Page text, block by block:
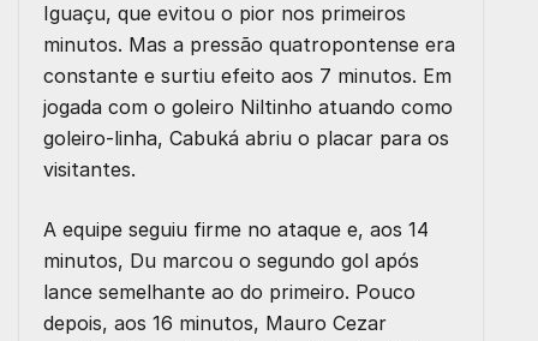
Iguaçu, que evitou o pior nos primeiros
minutos. Mas a pressão quatropontense era
constante e surtiu efeito aos 7 minutos. Em
jogada com o goleiro Niltinho atuando como
goleiro-linha, Cabuká abriu o placar para os
visitantes.
A equipe seguiu firme no ataque e, aos 14
minutos, Du marcou o segundo gol após
lance semelhante ao do primeiro. Pouco
depois, aos 16 minutos, Mauro Cezar